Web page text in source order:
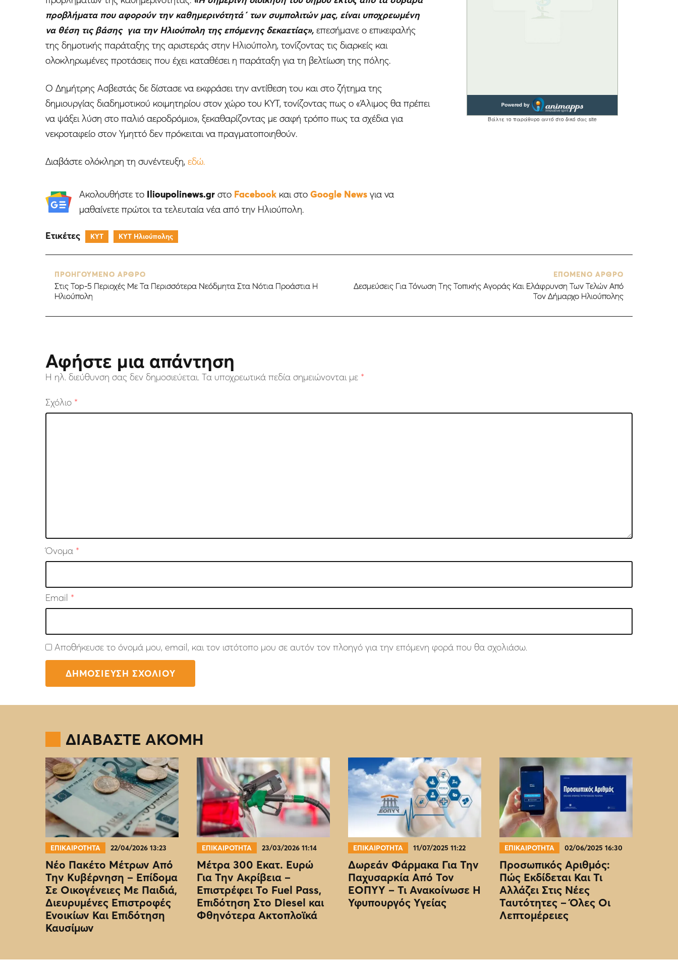
προβλήματα που αφορούν την καθημερινότητά΄ των συμπολιτών μας, είναι υποχρεωμένη
να θέση τις βάσης για την Ηλιούπολη της επόμενης δεκαετίας», επεσήμανε ο επικεφαλής
της δημοτικής παράταξης της αριστεράς στην Ηλιούπολη, τονίζοντας τις διαρκείς και
ολοκληρωμένες προτάσεις που έχει καταθέσει η παράταξη για τη βελτίωση της πόλης.
Ο Δημήτρης Ασβεστάς δε δίστασε να εκφράσει την αντίθεση του και στο ζήτημα της
δημιουργίας διαδημοτικού κοιμητηρίου στον χώρο του ΚΥΤ, τονίζοντας πως ο «Άλιμος θα πρέπει
να ψάξει λύση στο παλιό αεροδρόμιο», ξεκαθαρίζοντας με σαφή τρόπο πως τα σχέδια για
νεκροταφείο στον Υμηττό δεν πρόκειται να πραγματοποιηθούν.
Διαβάστε ολόκληρη τη συνέντευξη, εδώ.
Ακολουθήστε το Ilioupolinews.grστο Facebookκαι στο Google Newsγια να
μαθαίνετε πρώτοι τα τελευταία νέα από την Ηλιούπολη.
Ετικέτες ΚΥΤ ΚΥΤ Ηλιούπολης
ΠΡΟΗΓΟΥΜΕΝΟ ΑΡΘΡΟ
Στις Τοp-5 Περιοχές Με Τα Περισσότερα Νεόδμητα Στα Νότια Προάστια Η
Ηλιούπολη
ΕΠΟΜΕΝΟ ΑΡΘΡΟ
Δεσμεύσεις Για Τόνωση Της Τοπικής Αγοράς Και Ελάφρυνση Των Τελών Από
Τον Δήμαρχο Ηλιούπολης
Αφήστε μια απάντηση
Η ηλ. διεύθυνση σας δεν δημοσιεύεται. Τα υποχρεωτικά πεδία σημειώνονται με *
Σχόλιο *
Όνομα *
Email *
Αποθήκευσε το όνομά μου, email, και τον ιστότοπο μου σε αυτόν τον πλοηγό για την επόμενη φορά που θα σχολιάσω.
ΔΙΑΒΑΣΤΕ ΑΚΟΜΗ
ΕΠΙΚΑΙΡΟΤΗΤΑ 22/04/2026 13:23
Νέο Πακέτο Μέτρων Από
Την Κυβέρνηση – Επίδομα
Σε Οικογένειες Με Παιδιά,
Διευρυμένες Επιστροφές
Ενοικίων Και Επιδότηση
Καυσίμων
ΕΠΙΚΑΙΡΟΤΗΤΑ 23/03/2026 11:14
Μέτρα 300 Εκατ. Ευρώ
Για Την Ακρίβεια –
Επιστρέφει Το Fuel Pass,
Επιδότηση Στο Diesel και
Φθηνότερα Ακτοπλοϊκά
ΕΠΙΚΑΙΡΟΤΗΤΑ 11/07/2025 11:22
Δωρεάν Φάρμακα Για Την
Παχυσαρκία Από Τον
EOΠΥΥ – Τι Ανακοίνωσε Η
Υφυπουργός Υγείας
ΕΠΙΚΑΙΡΟΤΗΤΑ 02/06/2025 16:30
Προσωπικός Αριθμός:
Πώς Εκδίδεται Και Τι
Αλλάζει Στις Νέες
Ταυτότητες – Όλες Οι
Λεπτομέρειες